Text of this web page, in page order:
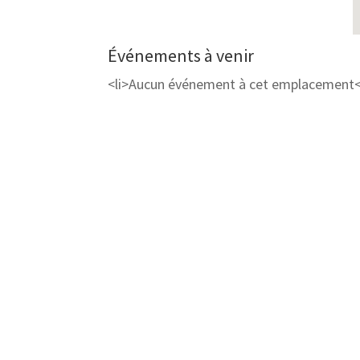
Événements à venir
<li>Aucun événement à cet